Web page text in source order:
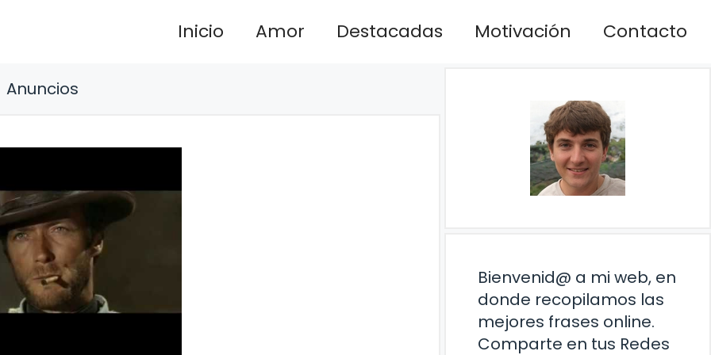
Inicio Amor Destacadas Motivación Contacto
Anuncios
Bienvenid@ a mi web, en
donde recopilamos las
mejores frases online.
Comparte en tus Redes